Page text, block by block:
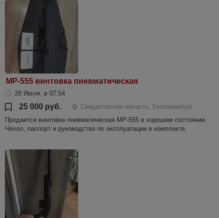
МР-555 винтовка пневматическая
28 Июля, в 07:54
25 000 руб.
Свердловская область, Екатеринбург
Продается винтовка пневматическая МР-555 в хорошем состоянии.
Чехол, паспорт и руководство по эксплуатации в комплекте.